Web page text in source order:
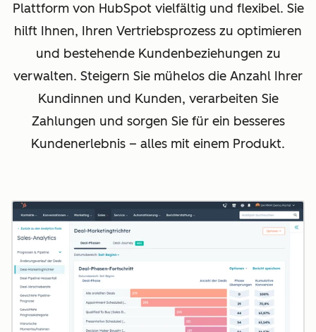
Plattform von HubSpot vielfältig und flexibel. Sie
hilft Ihnen, Ihren Vertriebsprozess zu optimieren
und bestehende Kundenbeziehungen zu
verwalten. Steigern Sie mühelos die Anzahl Ihrer
Kundinnen und Kunden, verarbeiten Sie
Zahlungen und sorgen Sie für ein besseres
Kundenerlebnis – alles mit einem Produkt.